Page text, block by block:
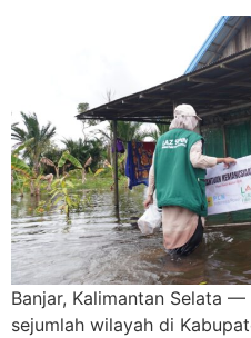
Banjar, Kalimantan Selata
sejumlah wilayah di